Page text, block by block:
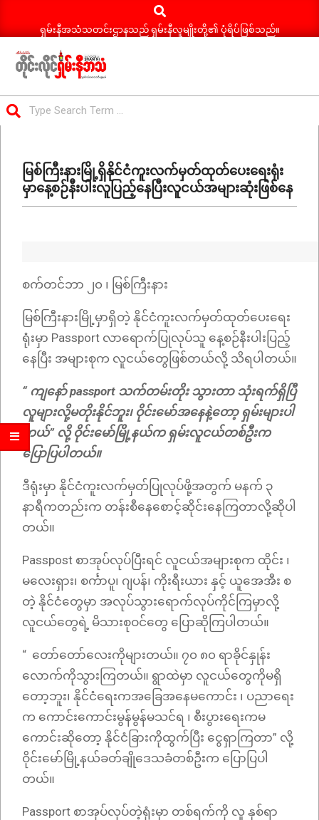
Search
ရှမ်းနီအသံသတင်းဌာနသည် ရှမ်းနီလူမျိုးတို့၏ ပုံရိပ်ဖြစ်သည်။
ရှမ်း
နီ
သတင်း
Menuမြစ်ကြီးနားမြို့ရှိနိုင်ငံကူးလက်မှတ်ထုတ်ပေးရေးရုံး
မှာနေ့စဉ်နီးပါးလူပြည့်နေပြီးလူငယ်အများဆုံးဖြစ်နေ
စက်တင်ဘာ ၂၀ ၊ မြစ်ကြီးနား
မြစ်ကြီးနားမြို့မှာရှိတဲ့ နိုင်ငံကူးလက်မှတ်ထုတ်ပေးရေး
ရုံးမှာ Passport လာရောက်ပြုလုပ်သူ နေ့စဉ်နီးပါးပြည့်
နေပြီး အများစုက လူငယ်တွေဖြစ်တယ်လို့ သိရပါတယ်။​
“ ကျနော် passport သက်တမ်းတိုး သွားတာ သုံးရက်ရှိပြီ
လူများလို့မတိုးနိုင်ဘူး၊ ဝိုင်းမော်အနေနဲ့တော့ ရှမ်းများပါ
တယ်” လို့ ဝိုင်းမော်မြို့နယ်က ရှမ်းလူငယ်တစ်ဦးက
ပြောပြပါတယ်။
ဒီရုံးမှာ နိုင်ငံကူးလက်မှတ်ပြုလုပ်ဖို့အတွက် မနက် ၃
နာရီကတည်းက တန်းစီနေစောင့်ဆိုင်းနေကြတာလို့ဆိုပါ
တယ်။
Passpost စာအုပ်လုပ်ပြီးရင် လူငယ်အများစုက ထိုင်း ၊
မလေးရှား၊ စင်္ကာပူ၊ ဂျပန်၊ ကိုးရီးယား နှင့် ယူအေအီး စ
တဲ့ နိုင်ငံတွေမှာ အလုပ်သွားရောက်လုပ်ကိုင်ကြမှာလို့
လူငယ်တွေရဲ့ မိသားစုဝင်တွေ ပြောဆိုကြပါတယ်။
“ တော်တော်လေးကိုများတယ်။ ၇၀ ၈၀ ရာခိုင်နှုန်း
လောက်ကိုသွားကြတယ်။ ရွာထဲမှာ လူငယ်တွေကိုမရှိ
တော့ဘူး၊ နိုင်ငံရေးကအခြေအနေမကောင်း ၊ ပညာရေး
က ကောင်းကောင်းမွန်မွန်မသင်ရ ၊ စီးပွားရေးကမ
ကောင်းဆိုတော့ နိုင်ငံခြားကိုထွက်ပြီး ငွေရှာကြတာ” လို့
ဝိုင်းမော်မြို့နယ်ခတ်ချိုဒေသခံတစ်ဦးက ပြောပြပါ
တယ်။
Passport စာအုပ်လုပ်တဲ့ရုံးမှာ တစ်ရက်ကို လူ နှစ်ရာ